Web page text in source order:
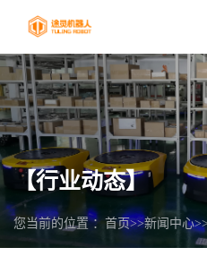
【行业动态】
您当前的位置 ： 首页>>新闻中心>>